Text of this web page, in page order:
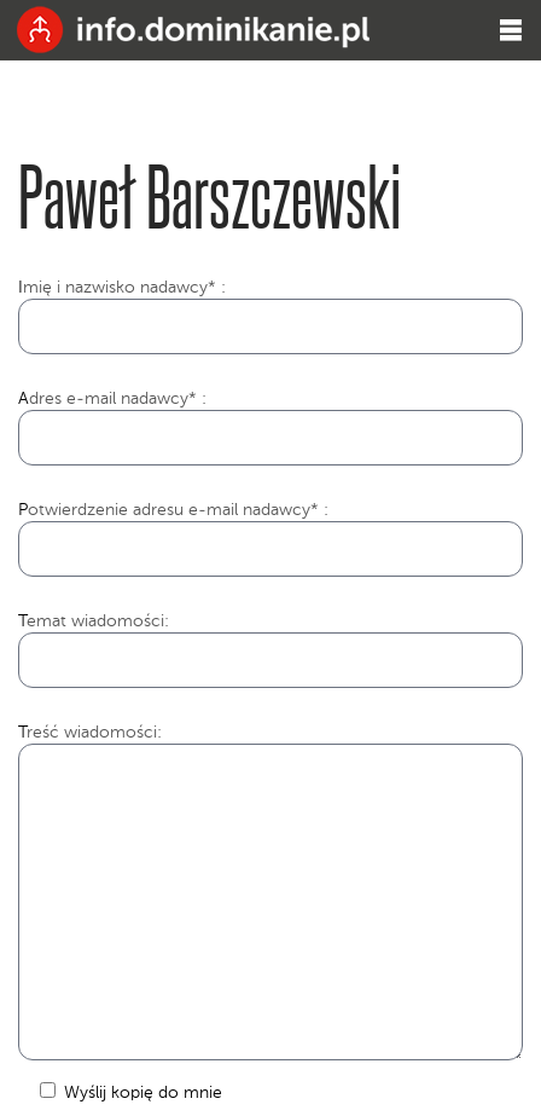
Paweł Barszczewski
mię i nazwisko nadawcy* :
Adres e-mail nadawcy* :
Potwierdzenie adresu e-mail nadawcy* :
Temat wiadomości:
Treść wiadomości:
Wyślij kopię do mnie